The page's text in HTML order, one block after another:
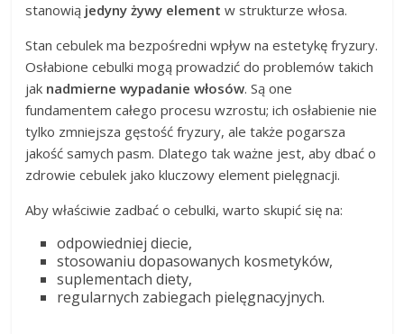
stanowią jedyny żywy element w strukturze włosa.
Stan cebulek ma bezpośredni wpływ na estetykę fryzury.
Osłabione cebulki mogą prowadzić do problemów takich
jak nadmierne wypadanie włosów. Są one
fundamentem całego procesu wzrostu; ich osłabienie nie
tylko zmniejsza gęstość fryzury, ale także pogarsza
jakość samych pasm. Dlatego tak ważne jest, aby dbać o
zdrowie cebulek jako kluczowy element pielęgnacji.
Aby właściwie zadbać o cebulki, warto skupić się na:
odpowiedniej diecie,
stosowaniu dopasowanych kosmetyków,
suplementach diety,
regularnych zabiegach pielęgnacyjnych.